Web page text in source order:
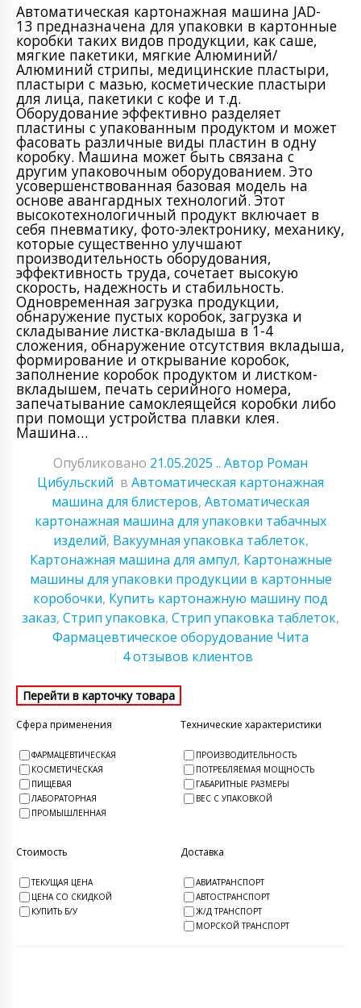
Автоматическая картонажная машина JAD-
13 предназначена для упаковки в картонные
коробки таких видов продукции, как саше,
мягкие пакетики, мягкие Алюминий/
Алюминий стрипы, медицинские пластыри,
пластыри с мазью, косметические пластыри
для лица, пакетики с кофе и т.д.
Оборудование эффективно разделяет
пластины с упакованным продуктом и может
фасовать различные виды пластин в одну
коробку. Машина может быть связана с
другим упаковочным оборудованием. Это
усовершенствованная базовая модель на
основе авангардных технологий. Этот
высокотехнологичный продукт включает в
себя пневматику, фото-электронику, механику,
которые существенно улучшают
производительность оборудования,
эффективность труда, сочетает высокую
скорость, надежность и стабильность.
Одновременная загрузка продукции,
обнаружение пустых коробок, загрузка и
складывание листка-вкладыша в 1-4
сложения, обнаружение отсутствия вкладыша,
формирование и открывание коробок,
заполнение коробок продуктом и листком-
вкладышем, печать серийного номера,
запечатывание самоклеящейся коробки либо
при помощи устройства плавки клея.
Машина…
Опубликовано 21.05.2025 .. Автор Роман
Цибульский в Автоматическая картонажная
машина для блистеров, Автоматическая
картонажная машина для упаковки табачных
изделий, Вакуумная упаковка таблеток,
Картонажная машина для ампул, Картонажные
машины для упаковки продукции в картонные
коробочки, Купить картонажную машину под
заказ, Стрип упаковка, Стрип упаковка таблеток,
Фармацевтическое оборудование Чита
4 отзывов клиентов
Сфера применения
ФАРМАЦЕВТИЧЕСКАЯ
КОСМЕТИЧЕСКАЯ
ПИЩЕВАЯ
ЛАБОРАТОРНАЯ
ПРОМЫШЛЕННАЯ
Технические характеристики
ПРОИЗВОДИТЕЛЬНОСТЬ
ПОТРЕБЛЯЕМАЯ МОЩНОСТЬ
ГАБАРИТНЫЕ РАЗМЕРЫ
ВЕС С УПАКОВКОЙ
Стоимость
ТЕКУЩАЯ ЦЕНА
ЦЕНА СО СКИДКОЙ
КУПИТЬ Б/У
Доставка
АВИАТРАНСПОРТ
АВТОСТРАНСПОРТ
Ж/Д ТРАНСПОРТ
МОРСКОЙ ТРАНСПОРТ